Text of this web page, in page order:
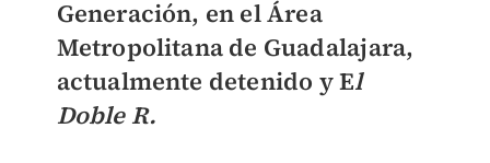
Generación, en el Área
Metropolitana de Guadalajara,
actualmente detenido y El
Doble R.